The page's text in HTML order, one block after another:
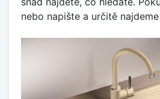
nebo napište a určitě